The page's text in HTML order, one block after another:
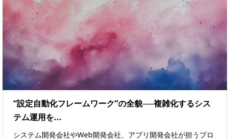
“設定自動化フレームワーク”の全貌──複雑化するシス
テム運用を...
システム開発会社やWeb開発会社、アプリ開発会社が担うプロ